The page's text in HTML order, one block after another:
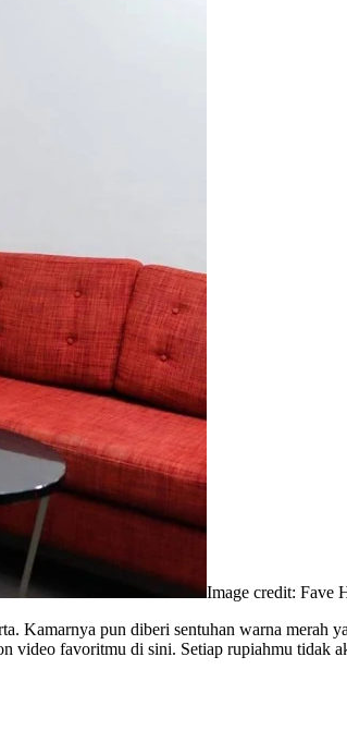
Image credit: Fave
Kamarnya pun diberi sentuhan warna merah
video favoritmu di sini. Setiap rupiahmu